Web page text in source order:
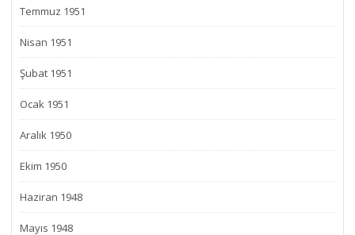
Temmuz 1951
Nisan 1951
Şubat 1951
Ocak 1951
Aralık 1950
Ekim 1950
Haziran 1948
Mayıs 1948